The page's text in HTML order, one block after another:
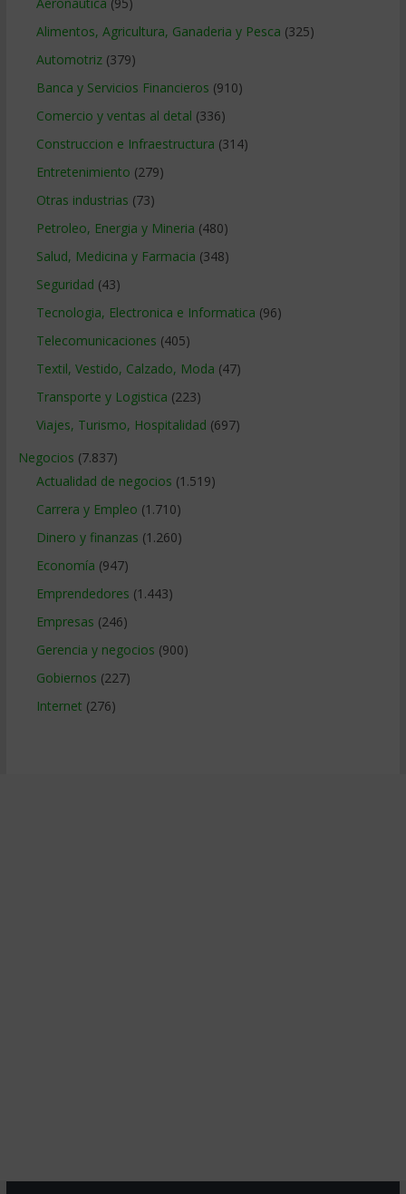
Alimentos, Agricultura, Ganaderia y Pesca (325)
Automotriz(379)
Banca y Servicios Financieros (910)
Comercio y ventas al detal (336)
Construccion e Infraestructura (314)
Entretenimiento (279)
Otras industrias (73)
Petroleo, Energia y Mineria (480)
Salud, Medicina y Farmacia (348)
Seguridad (43)
Tecnologia, Electronica e Informatica (96)
Telecomunicaciones (405)
Textil, Vestido, Calzado, Moda (47)
Transporte y Logistica (223)
Viajes, Turismo, Hospitalidad (697)
Negocios (7.837)
Actualidad de negocios (1.519)
Carrera y Empleo (1.710)
Dinero y finanzas (1.260)
Economía (947)
Emprendedores (1.443)
Empresas (246)
Gerencia y negocios (900)
Gobiernos (227)
Internet (276)